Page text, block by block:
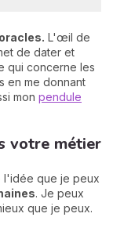
L'œil de
de dater et
qui concerne les
en me donnant
mon pendule
votre métier
l'idée que je peux
. Je peux
que je peux.